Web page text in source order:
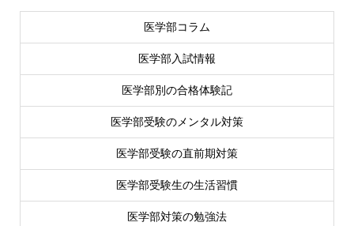
医学部コラム
医学部入試情報
医学部別の合格体験記
医学部受験のメンタル対策
医学部受験の直前期対策
医学部受験生の生活習慣
医学部対策の勉強法